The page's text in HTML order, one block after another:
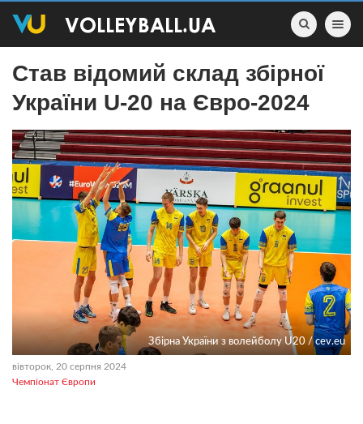
Toggle
Cтав відомий склад збірної
України U-20 на Євро-2024
Збірна України з волейболу U20 / cev.eu
вівторок, 20 серпня 2024
Чемпіонат Європи